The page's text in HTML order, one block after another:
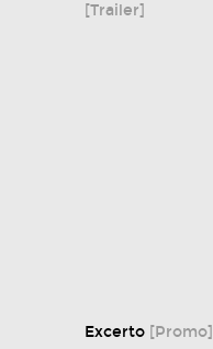
[Trailer]
Excerto [Promo]